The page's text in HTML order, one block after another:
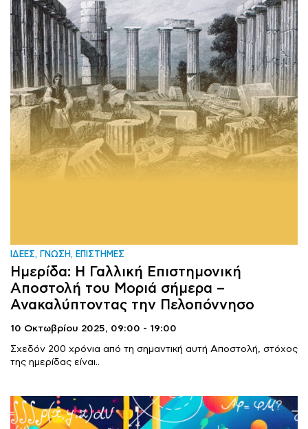
ΙΔΕΕΣ, ΓΝΩΣΗ, ΕΠΙΣΤΗΜΕΣ
Ημερίδα: Η Γαλλική Επιστημονική
Αποστολή του Μοριά σήμερα –
Ανακαλύπτοντας την Πελοπόννησο
10 Οκτωβρίου 2025, 09:00 - 19:00
Σχεδόν 200 χρόνια από τη σημαντική αυτή Αποστολή, στόχος
της ημερίδας είναι..